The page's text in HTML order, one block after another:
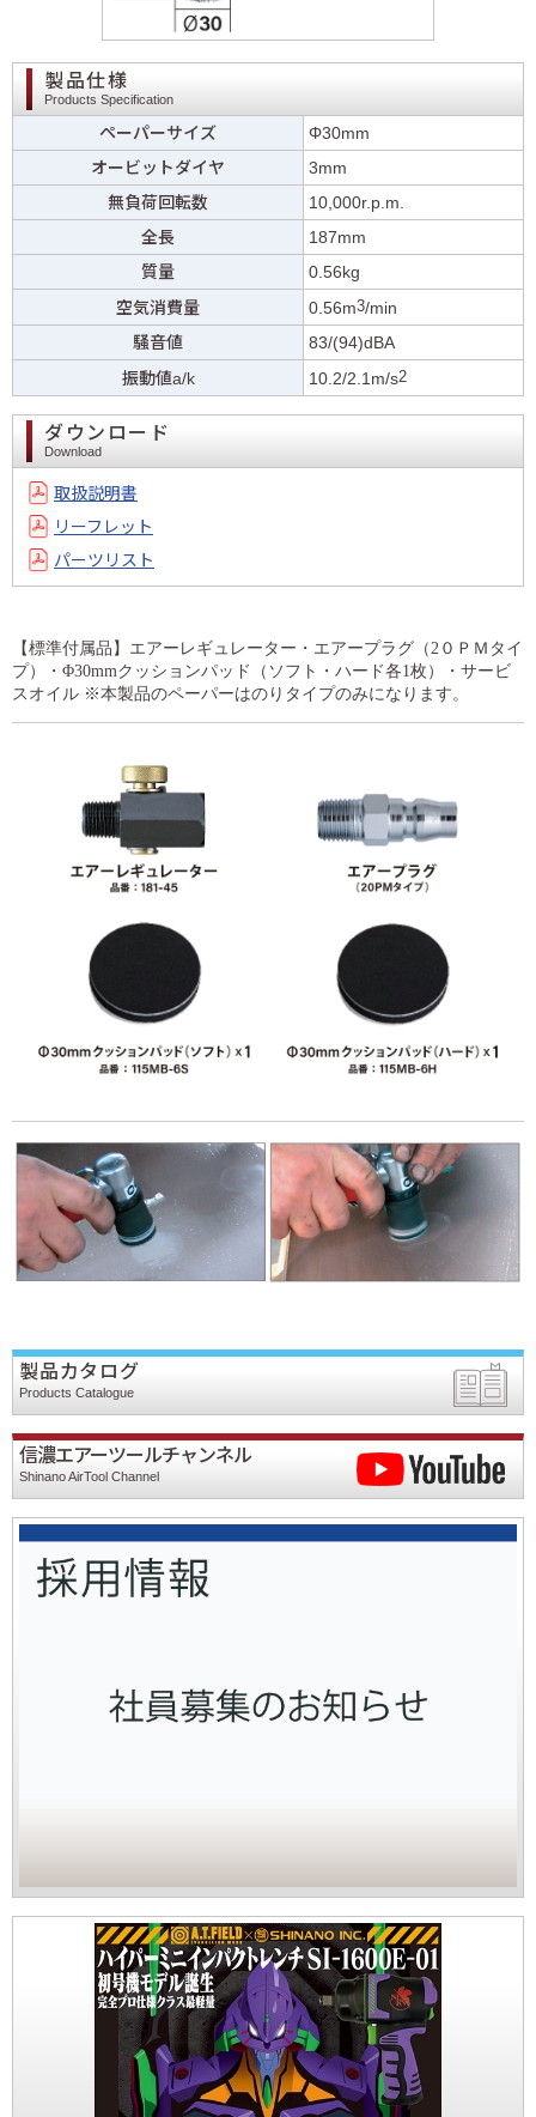
製品仕様
Products Specification
ペーパーサイズ
Φ30mm
オービットダイヤ
3mm
無負荷回転数
10,000r.p.m.
全長
187mm
質量
0.56kg
空気消費量
0.56m3/min
騒音値
83/(94)dBA
振動値a/k
10.2/2.1m/s2
ダウンロード
Download
取扱説明書
リーフレット
パーツリスト
【標準付属品】エアーレギュレーター・エアープラグ（2０ＰＭタイ
プ）・Φ30mmクッションパッド（ソフト・ハード各1枚）・サービ
スオイル ※本製品のペーパーはのりタイプのみになります。
製品カタログ
Products Catalogue
信濃エアーツールチャンネル
Shinano AirTool Channel